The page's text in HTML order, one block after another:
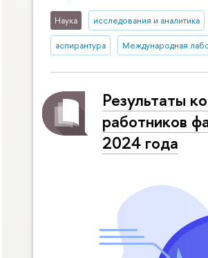
Наука исследования и аналитика
аспирантура Международная
Результаты
работников
2024 года